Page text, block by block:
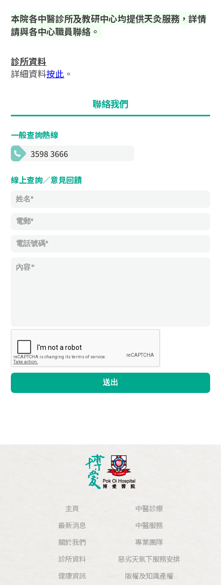
本院各中醫診所及教研中心均提供天灸服務，詳情
請與各中心職員聯絡。
診所資料
詳細資料按此 。
聯絡我們
一般查詢熱線
3598 3666
線上查詢／意見回饋
送出
主頁
最新消息
關於我們
中醫診療
中醫服務
專業團隊
診所資料
健康資訊
惡劣天氣下服務安排
版權及知識產權